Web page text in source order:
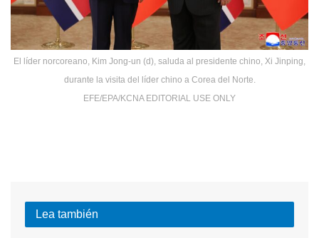
El líder norcoreano, Kim Jong-un (d), saluda al presidente chino, Xi Jinping,
durante la visita del líder chino a Corea del Norte.
EFE/EPA/KCNA EDITORIAL USE ONLY
Lea también